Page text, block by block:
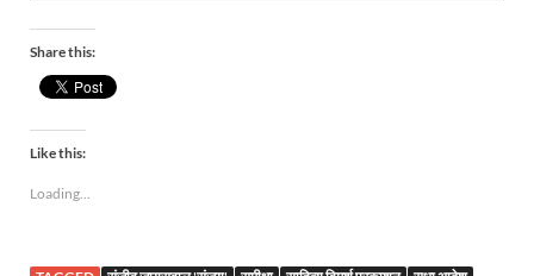
Share this:
Like this:
Loading...